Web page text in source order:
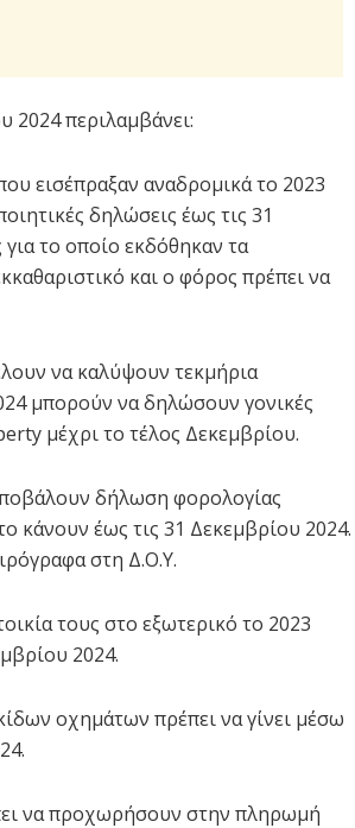
2024 περιλαμβάνει:
εισέπραξαν αναδρομικά το 2023
δηλώσεις έως τις 31
το οποίο εκδόθηκαν τα
και ο φόρος πρέπει να
να καλύψουν τεκμήρια
μπορούν να δηλώσουν γονικές
μέχρι το τέλος Δεκεμβρίου.
δήλωση φορολογίας
κάνουν έως τις 31 Δεκεμβρίου 2024.
στη Δ.Ο.Υ.
τους στο εξωτερικό το 2023
2024.
οχημάτων πρέπει να γίνει μέσω
να προχωρήσουν στην πληρωμή